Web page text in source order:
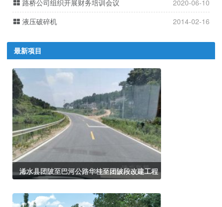
2020-06-10
路桥公司组织开展财务培训会议
2014-02-16
液压破碎机
最新项目
浠水县团陂至巴河公路华桂至团陂段改建工程